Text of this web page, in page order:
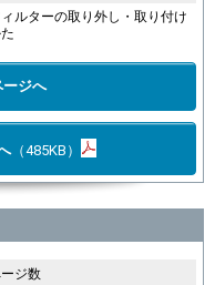
ルターの取り外し・取り付け
ジへ
（485KB）
ジ数